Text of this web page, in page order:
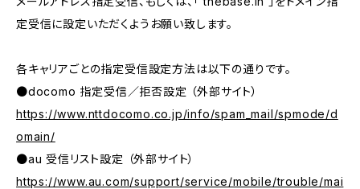
定受信に設定いただくようお願い致します。
各キャリアごとの指定受信設定方法は以下の通りです。
●docomo 指定受信／拒否設定 （外部サイト）
https://www.nttdocomo.co.jp/info/spam_mail/spmode/d
omain/
●au 受信リスト設定 （外部サイト）
https://www.au.com/support/service/mobile/trouble/mai